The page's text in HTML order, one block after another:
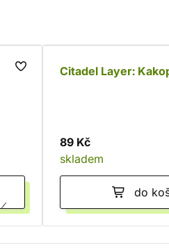
Citadel Layer:
89 Kč
skladem
do